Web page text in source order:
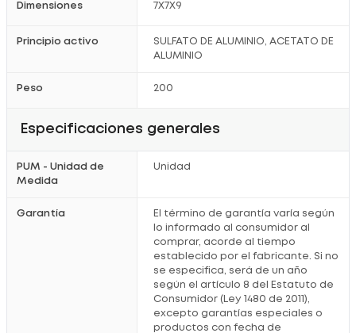
Dimensiones 7X7X9
Principio activo
SULFATO DE ALUMINIO, ACETATO DE
ALUMINIO
Peso 200
Especificaciones generales
PUM - Unidad de
Medida
Unidad
Garantía
El término de garantía varía según
lo informado al consumidor al
comprar, acorde al tiempo
establecido por el fabricante. Si no
se especifica, será de un año
según el artículo 8 del Estatuto de
Consumidor (Ley 1480 de 2011),
excepto garantías especiales o
productos con fecha de